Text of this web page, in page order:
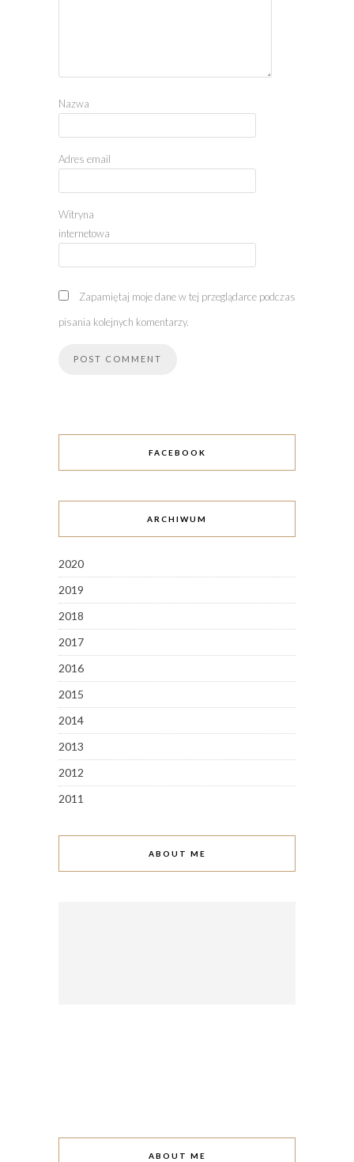
Nazwa
Adres email
Witryna
internetowa
Zapamiętaj moje dane w tej przeglądarce podczas
pisania kolejnych komentarzy.
FACEBOOK
ARCHIWUM
2020
2019
2018
2017
2016
2015
2014
2013
2012
2011
ABOUT ME
ABOUT ME